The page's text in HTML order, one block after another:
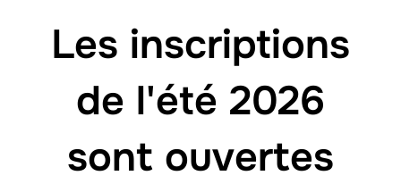
Les inscriptions
de l'été 2026
sont ouvertes